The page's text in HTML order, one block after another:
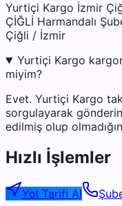
Yurtiçi Kargo İzmir
ÇİĞLİ Harmandalı
Çiğli / İzmir
Yurtiçi Kargo
miyim?
Evet. Yurtiçi Kargo
sorgulayarak
edilmiş olup
Hızlı İşlemler
Yol Tarifi Al